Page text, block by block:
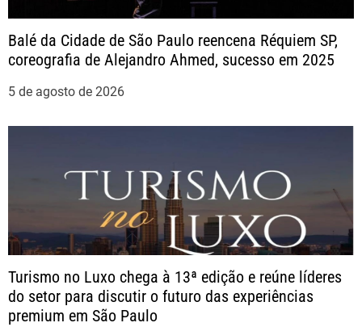
t
Balé da Cidade de São Paulo reencena Réquiem SP,
coreografia de Alejandro Ahmed, sucesso em 2025
5 de agosto de 2026
Turismo no Luxo chega à 13ª edição e reúne líderes
do setor para discutir o futuro das experiências
premium em São Paulo